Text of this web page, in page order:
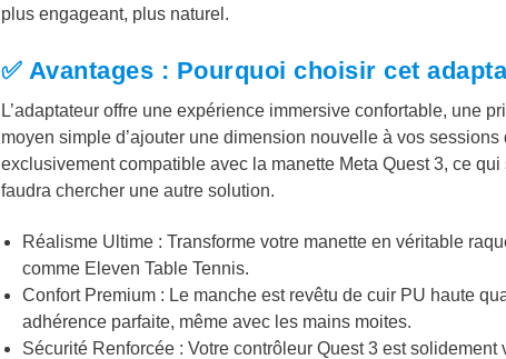
plus engageant, plus naturel.
✅ Avantages : Pourquoi choisir cet
L’adaptateur offre une expérience immersive confortable, une
moyen simple d’ajouter une dimension nouvelle à vos
exclusivement compatible avec la manette Meta Quest 3, ce
faudra chercher une autre solution.
Réalisme Ultime : Transforme votre manette en véritable
comme Eleven Table Tennis.
Confort Premium : Le manche est revêtu decuir PU haute
adhérence parfaite, même avec les mains moites.
Sécurité Renforcée : Votre contrôleur Quest 3 estsolidement